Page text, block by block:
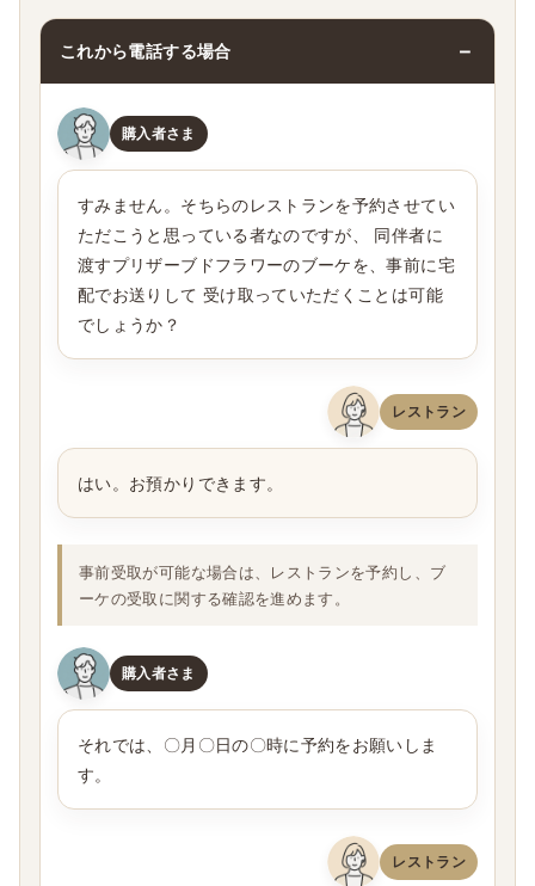
これから電話する場合
購入者さま
すみません。そちらのレストランを予約させてい
ただこうと思っている者なのですが、 同伴者に
渡すプリザーブドフラワーのブーケを、事前に宅
配でお送りして 受け取っていただくことは可能
でしょうか？
レストラン
はい。お預かりできます。
事前受取が可能な場合は、レストランを予約し、ブ
ーケの受取に関する確認を進めます。
購入者さま
それでは、〇月〇日の〇時に予約をお願いしま
す。
レストラン